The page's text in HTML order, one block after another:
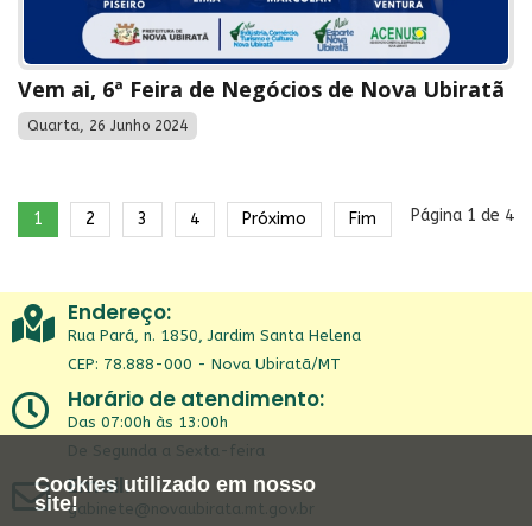
Cookies utilizado em nosso
site!
Vem ai, 6ª Feira de Negócios de Nova Ubiratã
Quarta, 26 Junho 2024
1 2 3 4 Próximo Fim Página 1 de 4
Endereço:
Rua Pará, n. 1850, Jardim Santa Helena
CEP: 78.888-000 - Nova Ubiratã/MT
Horário de atendimento:
Das 07:00h às 13:00h
De Segunda a Sexta-feira
Email:
gabinete@novaubirata.mt.gov.br